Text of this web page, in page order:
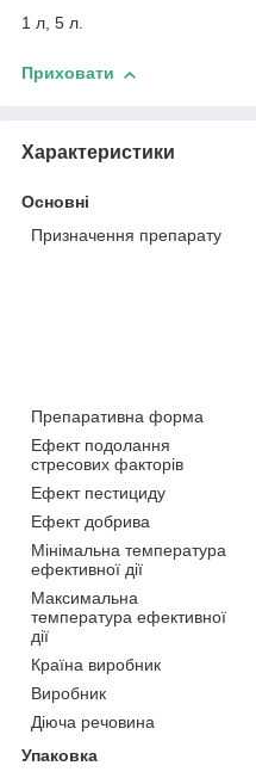
1 л, 5 л.
Приховати
Характеристики
Основні
Призначення препарату
Препаративна форма
Ефект подолання
стресових факторів
Ефект пестициду
Ефект добрива
Мінімальна температура
ефективної дії
Максимальна
температура ефективної
дії
Країна виробник
Виробник
Діюча речовина
Упаковка